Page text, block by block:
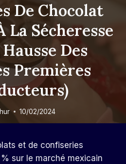
De Chocolat
La Sécheresse
Des
Premières
10/02/2024
et de confiseries
sur le marché mexicain